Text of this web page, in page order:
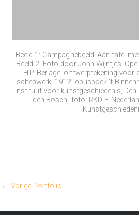
Beeld 1: Campagnebeeld 'Aan tafel
Beeld 2: Foto door John Wijntjes,
H.P. Berlage, ontwerptekening
schepwerk, 1912, opusboek 't
instituut voor kunstgeschiedenis, Den
den Bosch, foto: RKD –
← Vorige Portfolio